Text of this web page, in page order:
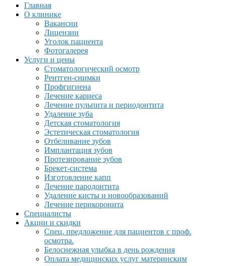
Главная
О клинике
Вакансии
Лицензии
Уголок пациента
Фотогалерея
Услуги и цены
Стоматологический осмотр
Рентген-снимки
Профгигиена
Лечение кариеса
Лечение пульпита и периодонтита
Удаление зуба
Детская стоматология
Эстетическая стоматология
Отбеливание зубов
Имплантация зубов
Протезирование зубов
Брекет-система
Изготовление капп
Лечение пародонтита
Удаление кисты и новообразований
Лечение перикоронита
Специалисты
Акции и скидки
Спец. предложение для пациентов с проф.
осмотра.
Белоснежная улыбка в день рождения
Оплата медицинских услуг материнским